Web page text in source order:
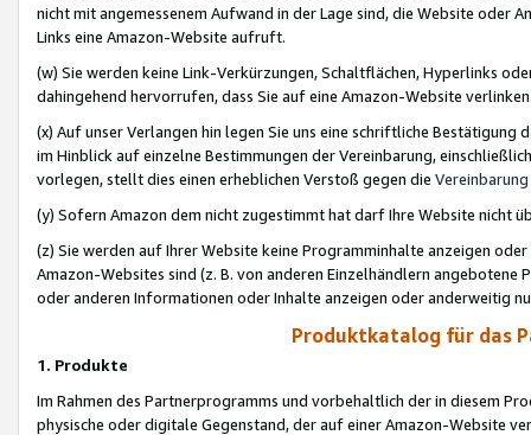
nicht mit angemessenem Aufwand in der Lage sind, die Website oder
Links eine Amazon-Website aufruft.
(w) Sie werden keine Link-Verkürzungen, Schaltflächen, Hyperlinks
dahingehend hervorrufen, dass Sie auf eine Amazon-Website
(x) Auf unser Verlangen hin legen Sie uns eine schriftliche
im Hinblick auf einzelne Bestimmungen der Vereinbarung,
vorlegen, stellt dies einen erheblichen Verstoß gegen die Vereinbarung
(y) Sofern Amazon dem nicht zugestimmt hat darf Ihre Website nicht
(z) Sie werden auf Ihrer Website keine Programminhalte anzeigen
Amazon-Websites sind (z. B. von anderen Einzelhändlern
oder anderen Informationen oder Inhalte anzeigen oder anderweitig
Produktkatalog für das
1. Produkte
Im Rahmen des Partnerprogramms und vorbehaltlich der in diesem
physische oder digitale Gegenstand, der auf einer Amazon-Website